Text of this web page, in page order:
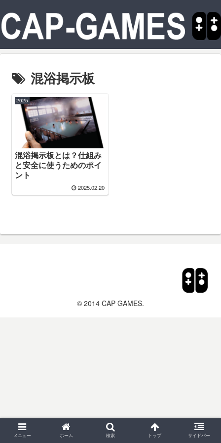
混浴掲示板
2025
混浴掲示板とは？仕組み
と安全に使うためのポイ
ント
2025.02.20
© 2014 CAP GAMES.
メニュー ホーム 検索 トップ サイドバー